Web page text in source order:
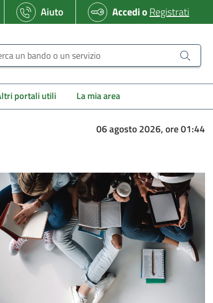
Aiuto AccedioRegistrati
un bando o un servizio
portali utili La mia area
06 agosto 2026, ore 01:44